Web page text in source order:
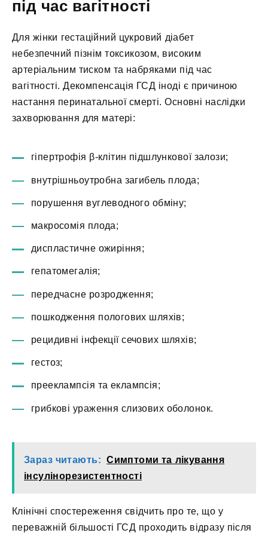
під час вагітності
Для жінки гестаційний цукровий діабет
небезпечний пізнім токсикозом, високим
артеріальним тиском та набряками під час
вагітності. Декомпенсація ГСД іноді є причиною
настання перинатальної смерті. Основні наслідки
захворювання для матері:
гіпертрофія β-клітин підшлункової залози;
внутрішньоутробна загибель плода;
порушення вуглеводного обміну;
макросомія плода;
диспластичне ожиріння;
гепатомегалія;
передчасне розродження;
пошкодження пологових шляхів;
рецидивні інфекції сечових шляхів;
гестоз;
прееклампсія та еклампсія;
грибкові ураження слизових оболонок.
Зараз читають: Симптоми та лікування
інсулінорезистентності
Клінічні спостереження свідчить про те, що у
переважній більшості ГСД проходить відразу після